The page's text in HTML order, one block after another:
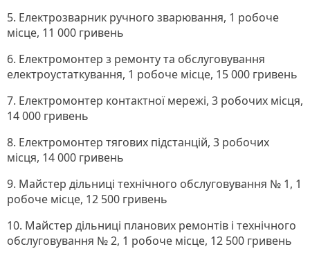
5. Електрозварник ручного зварювання, 1 робоче
місце, 11 000 гривень
6. Електромонтер з ремонту та обслуговування
електроустаткування, 1 робоче місце, 15 000 гривень
7. Електромонтер контактної мережі, 3 робочих місця,
14 000 гривень
8. Електромонтер тягових підстанцій, 3 робочих
місця, 14 000 гривень
9. Майстер дільниці технічного обслуговування № 1, 1
робоче місце, 12 500 гривень
10. Майстер дільниці планових ремонтів і технічного
обслуговування № 2, 1 робоче місце, 12 500 гривень